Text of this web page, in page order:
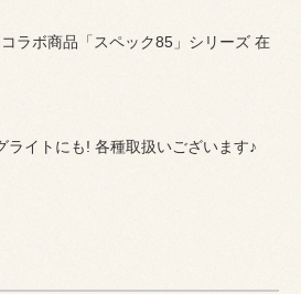
ラボ商品「スペック85」シリーズ 在
ライトにも! 各種取扱いございます♪